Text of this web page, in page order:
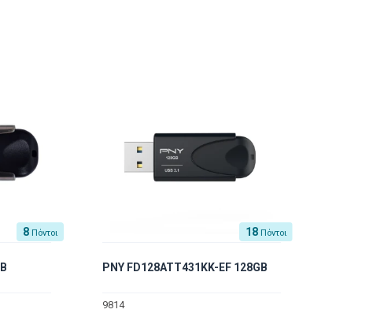
8 Πόντοι 18 Πόντοι
PNY FD128ATT431KK-EF 128GB
9814